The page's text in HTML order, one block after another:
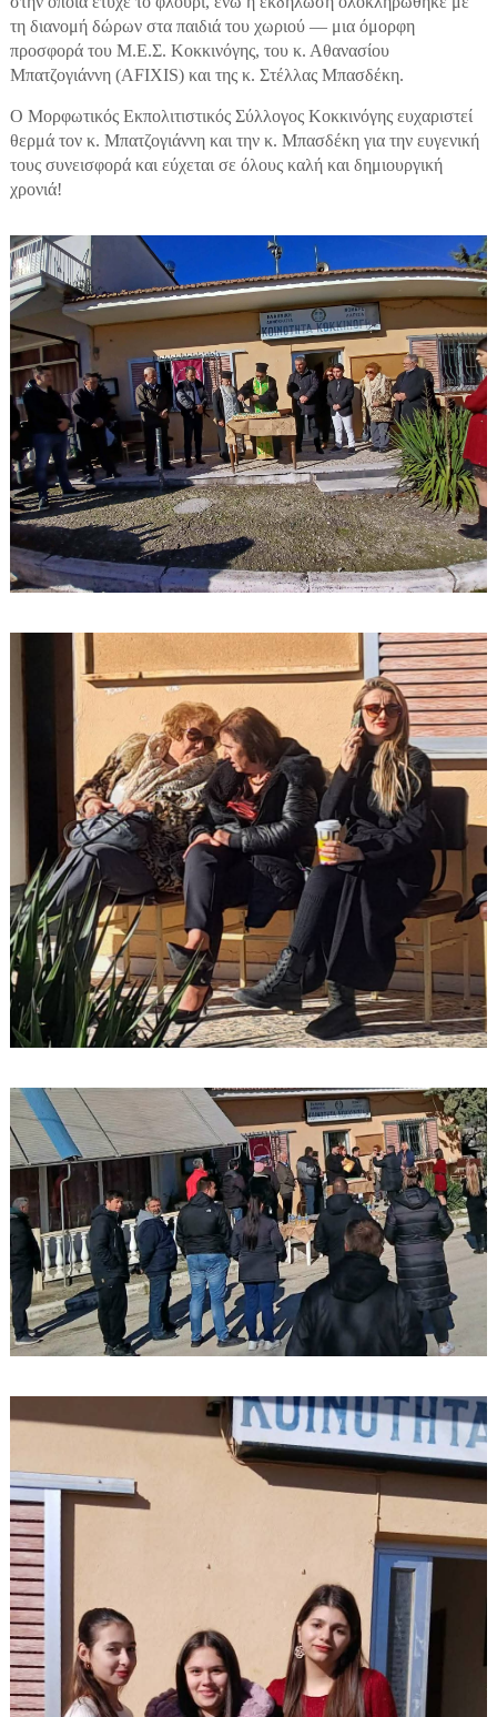
τη διανομή δώρων στα παιδιά του χωριού — μια όμορφη
προσφορά του Μ.Ε.Σ. Κοκκινόγης, του κ. Αθανασίου
Μπατζογιάννη (AFIXIS) και της κ. Στέλλας Μπασδέκη.
Ο Μορφωτικός Εκπολιτιστικός Σύλλογος Κοκκινόγης ευχαριστεί
θερμά τον κ. Μπατζογιάννη και την κ. Μπασδέκη για την ευγενική
τους συνεισφορά και εύχεται σε όλους καλή και δημιουργική
χρονιά!